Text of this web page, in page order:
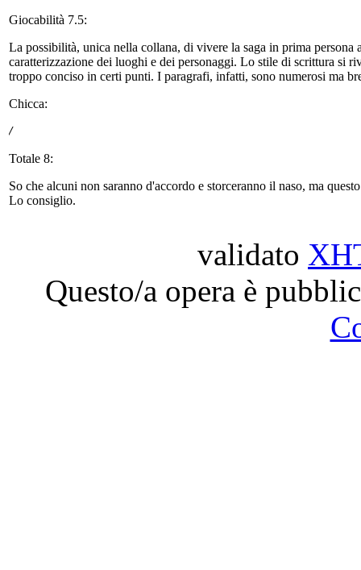
Giocabilità 7.5:
La possibilità, unica nella collana, di vivere la saga in prima
caratterizzazione dei luoghi e dei personaggi. Lo stile di scrittura si
troppo conciso in certi punti. I paragrafi, infatti, sono numerosi ma
Chicca:
/
Totale 8:
So che alcuni non saranno d'accordo e storceranno il naso, ma
Lo consiglio.
validato
Questo/a opera è